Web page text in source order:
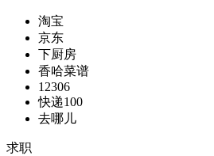
淘宝
京东
下厨房
香哈菜谱
12306
快递100
去哪儿
求职